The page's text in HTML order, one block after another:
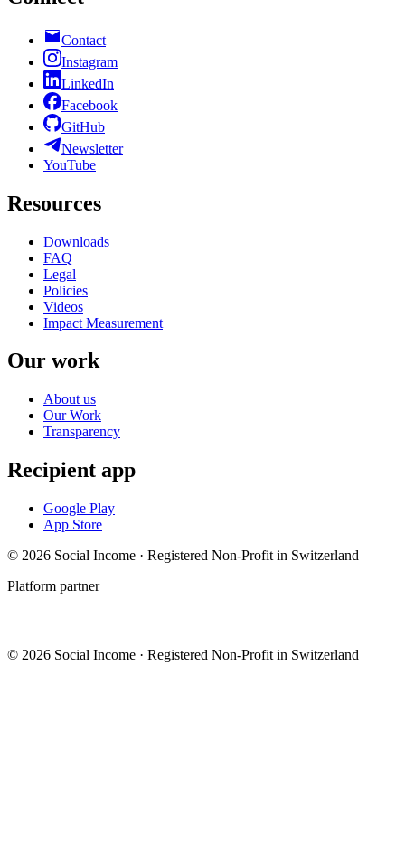
Contact
Instagram
LinkedIn
Facebook
GitHub
Newsletter
YouTube
Resources
Downloads
FAQ
Legal
Policies
Videos
Impact Measurement
Our work
About us
Our Work
Transparency
Recipient app
Google Play
App Store
© 2026 Social Income · Registered Non-Profit in Switzerland
Platform partner
© 2026 Social Income · Registered Non-Profit in Switzerland